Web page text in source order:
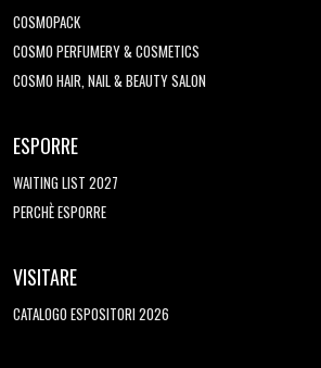
COSMOPACK
COSMO PERFUMERY & COSMETICS
COSMO HAIR, NAIL & BEAUTY SALON
ESPORRE
WAITING LIST 2027
PERCHÈ ESPORRE
VISITARE
CATALOGO ESPOSITORI 2026